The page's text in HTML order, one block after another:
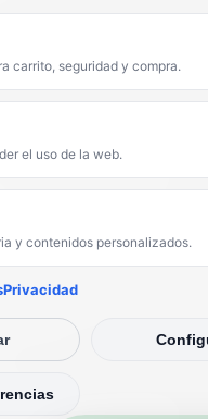
SOBRE 5 EN GOOGLE
varias ocasiones y siempre
de 10.»
por SitiosWebPRO
carrito, seguridad y compra.
el uso de la web.
y contenidos personalizados.
Privacidad